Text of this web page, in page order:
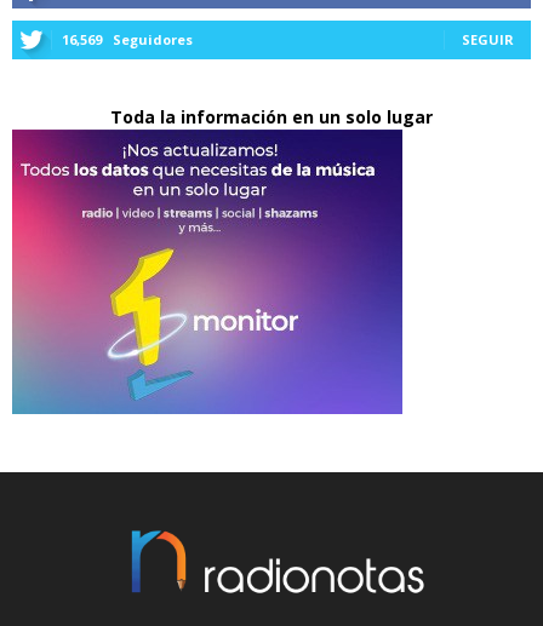
16,569 Seguidores SEGUIR
Toda la información en un solo lugar